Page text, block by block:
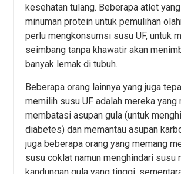
kesehatan tulang. Beberapa atlet
minuman protein untuk pemulihan
perlu mengkonsumsi susu UF, untuk
seimbang tanpa khawatir akan
banyak lemak di tubuh.
Beberapa orang lainnya yang juga
memilih susu UF adalah mereka yang
membatasi asupan gula (untuk
diabetes) dan memantau asupan
juga beberapa orang yang memang
susu coklat namun menghindari susu